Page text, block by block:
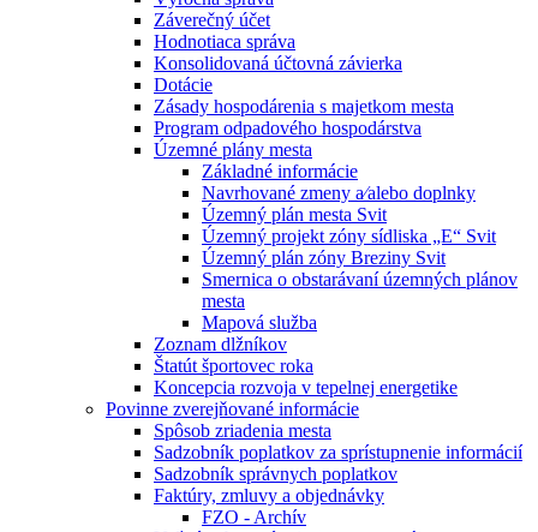
Záverečný účet
Hodnotiaca správa
Konsolidovaná účtovná závierka
Dotácie
Zásady hospodárenia s majetkom mesta
Program odpadového hospodárstva
Územné plány mesta
Základné informácie
Navrhované zmeny a⁄alebo doplnky
Územný plán mesta Svit
Územný projekt zóny sídliska „E“ Svit
Územný plán zóny Breziny Svit
Smernica o obstarávaní územných plánov
mesta
Mapová služba
Zoznam dlžníkov
Štatút športovec roka
Koncepcia rozvoja v tepelnej energetike
Povinne zverejňované informácie
Spôsob zriadenia mesta
Sadzobník poplatkov za sprístupnenie informácií
Sadzobník správnych poplatkov
Faktúry, zmluvy a objednávky
FZO - Archív